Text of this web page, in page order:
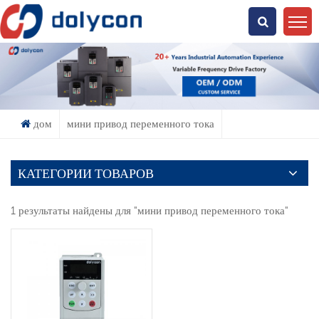
Что Ты Ищешь?
дом мини привод переменного тока
КАТЕГОРИИ ТОВАРОВ
1 результаты найдены для "мини привод переменного тока"